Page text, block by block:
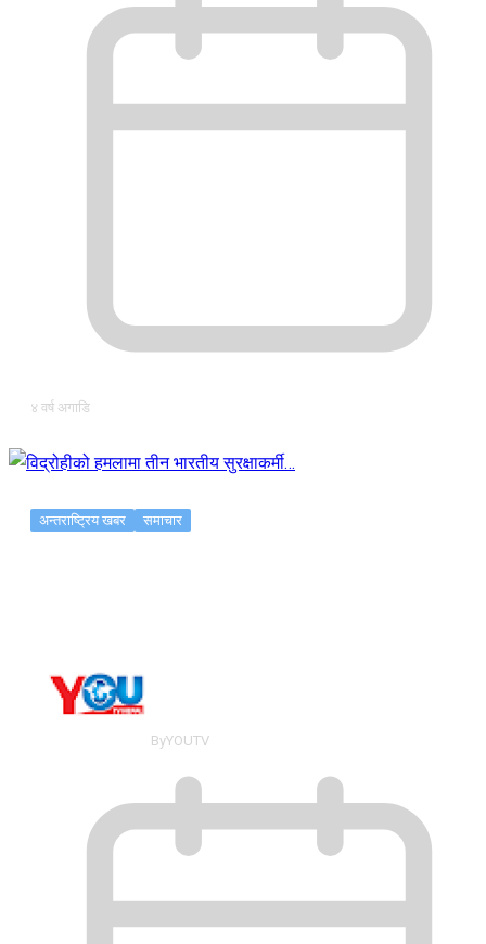
४ वर्ष अगाडि
अन्तराष्ट्रिय खबर समाचार
ByYOUTV